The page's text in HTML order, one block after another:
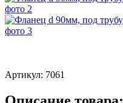
Артикул: 7061